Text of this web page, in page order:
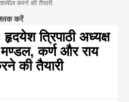
of
brings
in hindi
करने की तैयारी
करें
हृदयेश त्रिपाठी अध्यक्ष
कर्ण और राय
की तैयारी